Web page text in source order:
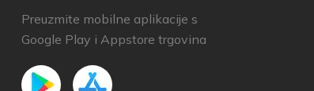
Preuzmite mobilne aplikacije s
Google Play i Appstore trgovina